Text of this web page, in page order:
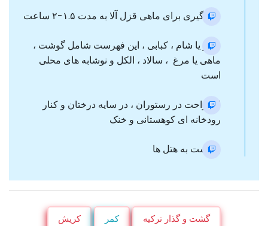
ماهیگیری برای ماهی قزل آلا به مدت ۱.۵-۲ ساعت
ناهار یا شام ، کبابی ، این فهرست شامل گوشت ،
ماهی یا مرغ ، سالاد ، الکل و نوشابه های محلی
است
استراحت در رستوران ، در سایه درختان و کنار
رودخانه ای کوهستانی و خنک
برگشت به هتل ها
گشت و گذار ترکیه کمر کریش